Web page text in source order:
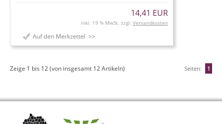
14,41 EUR
inkl. 19 % MwSt. zzgl. Versandkosten
Zeige 1 bis 12(von insgesamt 12Artikeln) Seiten: 1